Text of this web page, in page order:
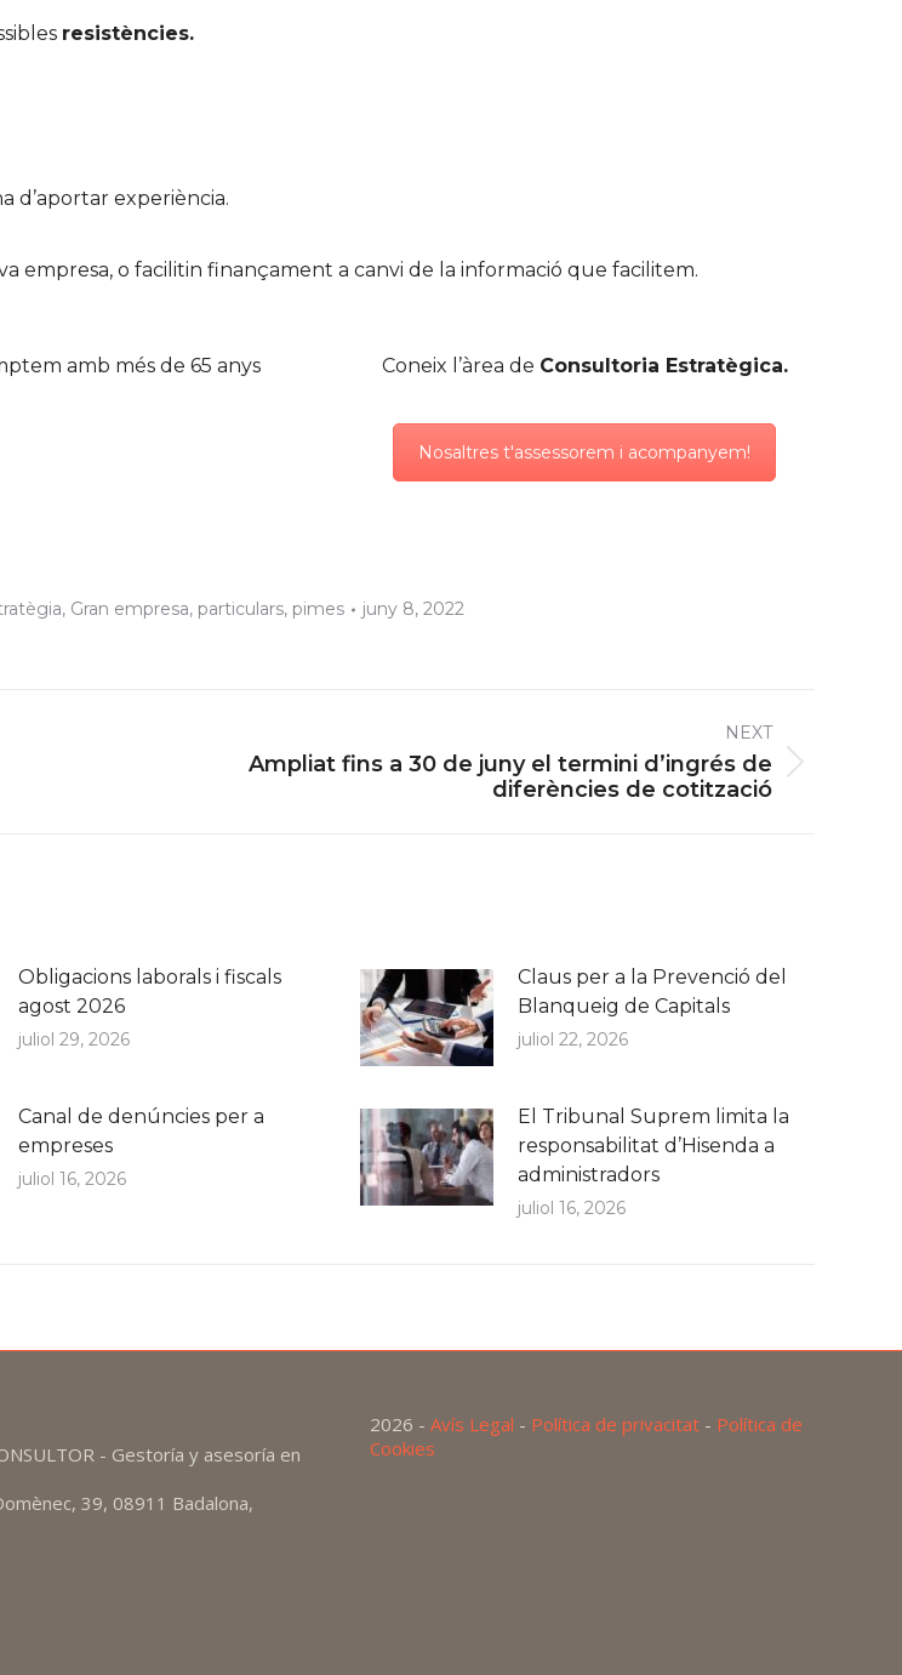
resistències.
d’aportar experiència.
empresa, o facilitin finançament a canvi de la informació que facilitem.
amb més de 65 anys
Coneix l’àrea de Consultoria Estratègica.
Nosaltres t'assessorem i acompanyem!
, Gran empresa, particulars, pimes juny 8, 2022
NEXT
Ampliat fins a 30 de juny el termini d’ingrés de
diferències de cotització
Obligacions laborals i fiscals
agost 2026
juliol 29, 2026
Claus per a la Prevenció del
Blanqueig de Capitals
juliol 22, 2026
Canal de denúncies per a
empreses
juliol 16, 2026
El Tribunal Suprem limita la
responsabilitat d’Hisenda a
administradors
juliol 16, 2026
- Gestoría y asesoría en
39, 08911 Badalona,
2026 -Avís Legal - Política de privacitat - Política de
Cookies